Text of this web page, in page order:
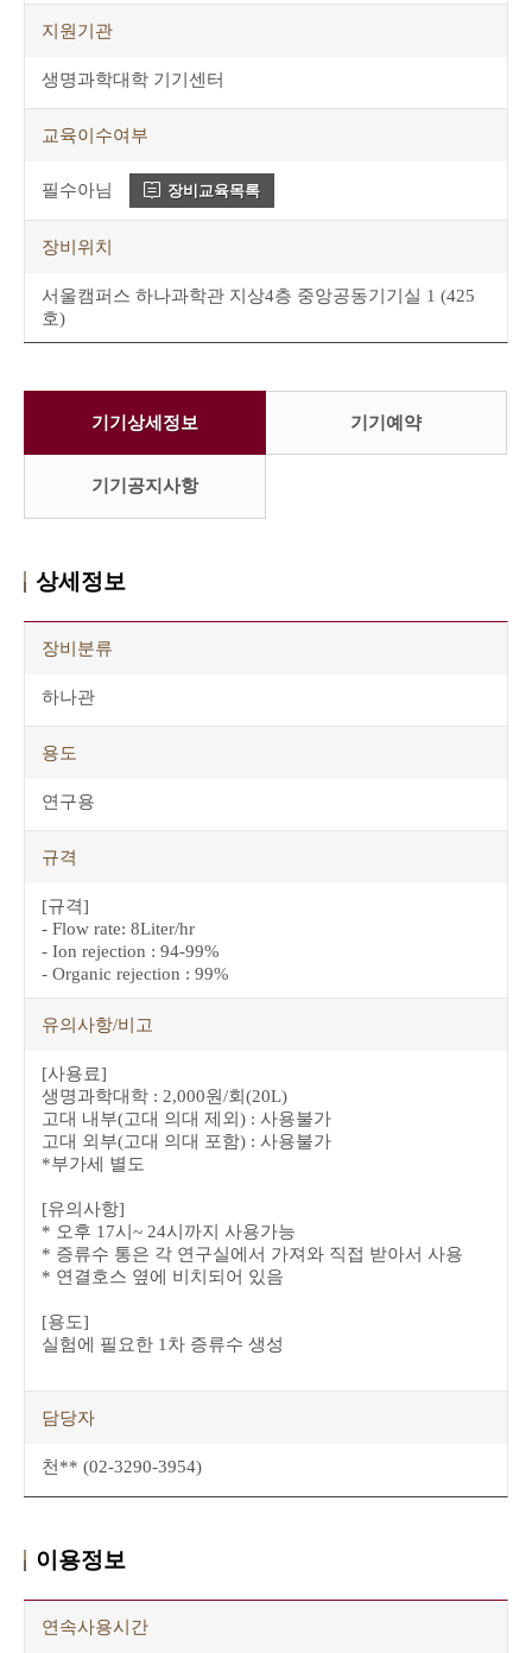
지원기관
생명과학대학 기기센터
교육이수여부
필수아님 장비교육목록
장비위치
서울캠퍼스 하나과학관 지상4층 중앙공동기기실 1 (425
호)
기기상세정보 기기예약
기기공지사항
상세정보
장비분류
하나관
용도
연구용
규격
[규격]
- Flow rate: 8Liter/hr
- Ion rejection : 94-99%
- Organic rejection : 99%
유의사항/비고
[사용료]
생명과학대학 : 2,000원/회(20L)
고대 내부(고대 의대 제외) : 사용불가
고대 외부(고대 의대 포함) : 사용불가
*부가세 별도
[유의사항]
* 오후 17시~ 24시까지 사용가능
* 증류수 통은 각 연구실에서 가져와 직접 받아서 사용
* 연결호스 옆에 비치되어 있음
[용도]
실험에 필요한 1차 증류수 생성
담당자
천** (02-3290-3954)
이용정보
연속사용시간